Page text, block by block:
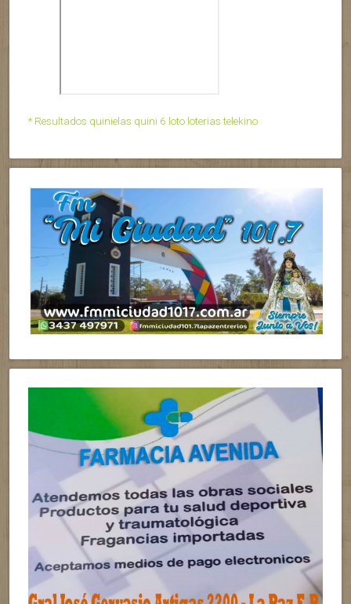
* Resultados quinielas quini 6 loto loterias telekino